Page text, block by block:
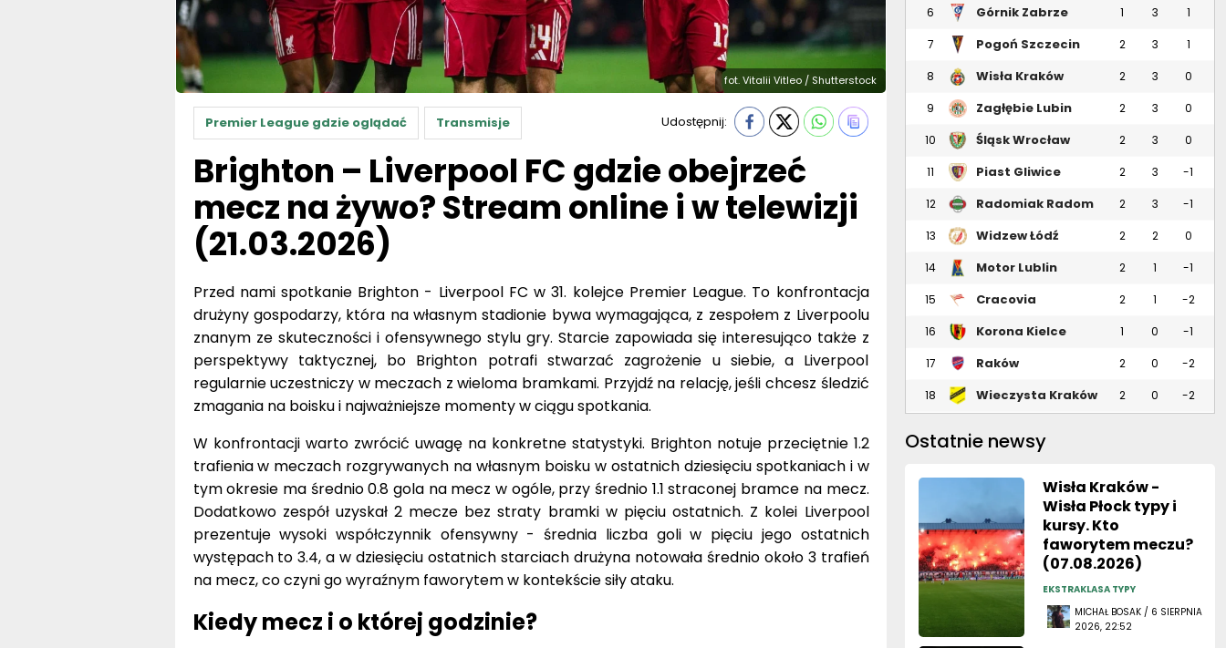
fot. Vitalii Vitleo / Shutterstock
Premier League gdzie oglądać Transmisje Udostępnij:
Brighton – Liverpool FC gdzie obejrzeć
mecz na żywo? Stream online i w telewizji
(21.03.2026)
Przed nami spotkanie Brighton - Liverpool FC w 31. kolejce Premier League. To konfrontacja
znanym ze skuteczności i ofensywnego stylu gry. Starcie zapowiada się interesująco także z
perspektywy taktycznej, bo Brighton potrafi stwarzać zagrożenie u siebie, a Liverpool
regularnie uczestniczy w meczach z wieloma bramkami. Przyjdź na relację, jeśli chcesz śledzić
zmagania na boisku i najważniejsze momenty w ciągu spotkania.
W konfrontacji warto zwrócić uwagę na konkretne statystyki. Brighton notuje przeciętnie 1.2
trafienia w meczach rozgrywanych na własnym boisku w ostatnich dziesięciu spotkaniach i w
tym okresie ma średnio 0.8 gola na mecz w ogóle, przy średnio 1.1 straconej bramce na mecz.
Dodatkowo zespół uzyskał 2 mecze bez straty bramki w pięciu ostatnich. Z kolei Liverpool
prezentuje wysoki współczynnik ofensywny - średnia liczba goli w pięciu jego ostatnich
występach to 3.4, a w dziesięciu ostatnich starciach drużyna notowała średnio około 3 trafień
na mecz, co czyni go wyraźnym faworytem w kontekście siły ataku.
Kiedy mecz i o której godzinie?
Mecz Brighton - Liverpool FC w 31. kolejce Premier League odbędzie się w sobotę
7 Pogoń Szczecin 2 3 1
8 Wisła Kraków 2 3 0
9 Zagłębie Lubin 2 3 0
10 Śląsk Wrocław 2 3 0
11 Piast Gliwice 2 3 -1
12 Radomiak Radom 2 3 -1
13 Widzew Łódź 2 2 0
14 Motor Lublin 2 1 -1
15 Cracovia 2 1 -2
16 Korona Kielce 1 0 -1
17
Raków
2 0 -2
18 Wieczysta Kraków 2 0 -2
Ostatnie newsy
kursy. Kto
faworytem meczu?
(07.08.2026)
EKSTRAKLASA TYPY
2026, 22:52
Gdzie oglądać mecz